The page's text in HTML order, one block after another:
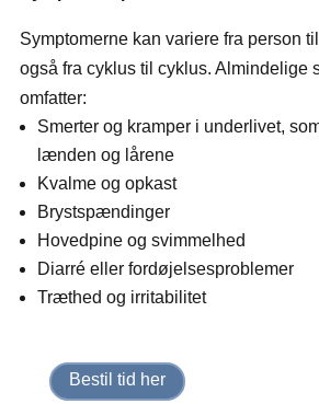
Symptomerne kan variere fra person
også fra cyklus til cyklus. Almindelige
omfatter:
Smerter og kramper i underlivet,
lænden og lårene
Kvalme og opkast
Brystspændinger
Hovedpine og svimmelhed
Diarré eller fordøjelsesproblemer
Træthed og irritabilitet
Bestil tid her